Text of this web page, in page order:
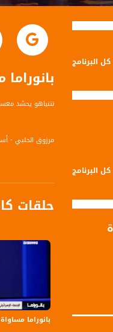
نتنياهو يحشد
مرزوق الحلبي -
نتنياهو يجتمع
يائير لابيد
قناة مساواة
حلقات
بانوراما مساواة:
البرنامج
البرنامج